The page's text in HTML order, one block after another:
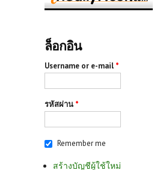
ล็อกอิน
Username or e-mail *
รหัสผ่าน *
Remember me
สร้างบัญชีผู้ใช้ใหม่